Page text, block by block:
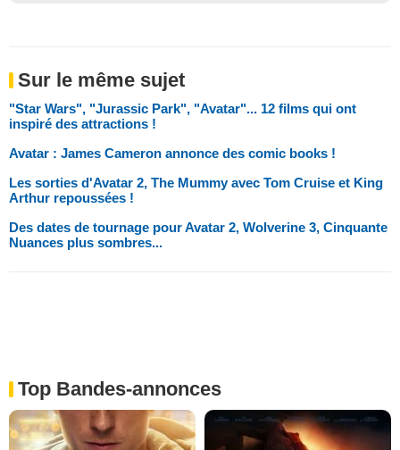
Sur le même sujet
"Star Wars", "Jurassic Park", "Avatar"... 12 films qui ont
inspiré des attractions !
Avatar : James Cameron annonce des comic books !
Les sorties d'Avatar 2, The Mummy avec Tom Cruise et King
Arthur repoussées !
Des dates de tournage pour Avatar 2, Wolverine 3, Cinquante
Nuances plus sombres...
Top Bandes-annonces